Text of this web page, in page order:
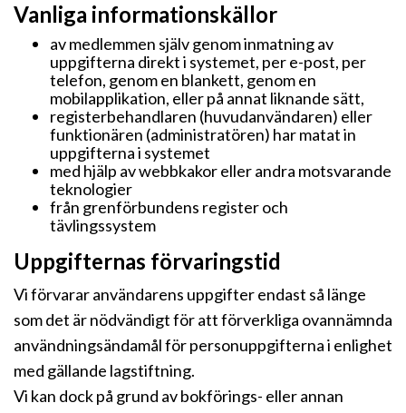
Vanliga informationskällor
av medlemmen själv genom inmatning av
uppgifterna direkt i systemet, per e-post, per
telefon, genom en blankett, genom en
mobilapplikation, eller på annat liknande sätt,
registerbehandlaren (huvudanvändaren) eller
funktionären (administratören) har matat in
uppgifterna i systemet
med hjälp av webbkakor eller andra motsvarande
teknologier
från grenförbundens register och
tävlingssystem
Uppgifternas förvaringstid
Vi förvarar användarens uppgifter endast så länge
som det är nödvändigt för att förverkliga ovannämnda
användningsändamål för personuppgifterna i enlighet
med gällande lagstiftning.
Vi kan dock på grund av bokförings- eller annan